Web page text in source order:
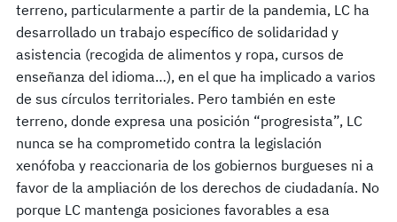
terreno, particularmente a partir de la pandemia, LC ha
desarrollado un trabajo específico de solidaridad y
asistencia (recogida de alimentos y ropa, cursos de
enseñanza del idioma…), en el que ha implicado a varios
de sus círculos territoriales. Pero también en este
terreno, donde expresa una posición “progresista”, LC
nunca se ha comprometido contra la legislación
xenófoba y reaccionaria de los gobiernos burgueses ni a
favor de la ampliación de los derechos de ciudadanía. No
porque LC mantenga posiciones favorables a esa